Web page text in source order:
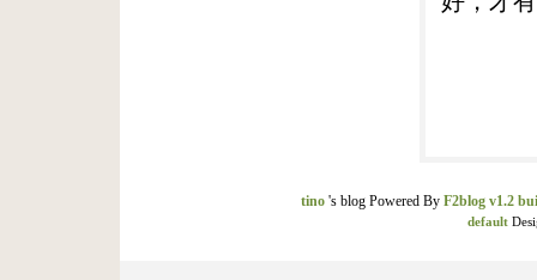
tino's blog Powered By F2blog v1.2
default